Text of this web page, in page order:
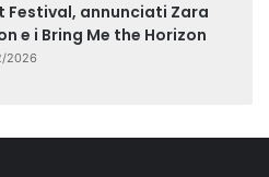
Festival, annunciati Zara
e i Bring Me the Horizon
2026